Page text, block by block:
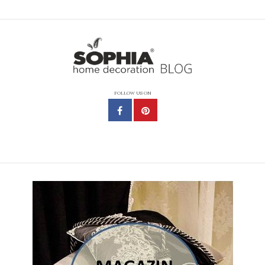
FOLLOW US ON